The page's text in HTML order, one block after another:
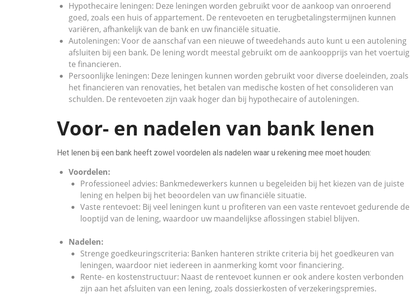
Hypothecaire leningen: Deze leningen worden gebruikt voor de aankoop van onroerend
goed, zoals een huis of appartement. De rentevoeten en terugbetalingstermijnen kunnen
variëren, afhankelijk van de bank en uw financiële situatie.
Autoleningen: Voor de aanschaf van een nieuwe of tweedehands auto kunt u een autolening
afsluiten bij een bank. De lening wordt meestal gebruikt om de aankoopprijs van het voertuig
te financieren.
Persoonlijke leningen: Deze leningen kunnen worden gebruikt voor diverse doeleinden, zoals
het financieren van renovaties, het betalen van medische kosten of het consolideren van
schulden. De rentevoeten zijn vaak hoger dan bij hypothecaire of autoleningen.
Voor- en nadelen van bank lenen
Het lenen bij een bank heeft zowel voordelen als nadelen waar u rekening mee moet houden:
Voordelen:
Professioneel advies: Bankmedewerkers kunnen u begeleiden bij het kiezen van de juiste
lening en helpen bij het beoordelen van uw financiële situatie.
Vaste rentevoet: Bij veel leningen kunt u profiteren van een vaste rentevoet gedurende de
looptijd van de lening, waardoor uw maandelijkse aflossingen stabiel blijven.
Nadelen:
Strenge goedkeuringscriteria: Banken hanteren strikte criteria bij het goedkeuren van
leningen, waardoor niet iedereen in aanmerking komt voor financiering.
Rente- en kostenstructuur: Naast de rentevoet kunnen er ook andere kosten verbonden
zijn aan het afsluiten van een lening, zoals dossierkosten of verzekeringspremies.